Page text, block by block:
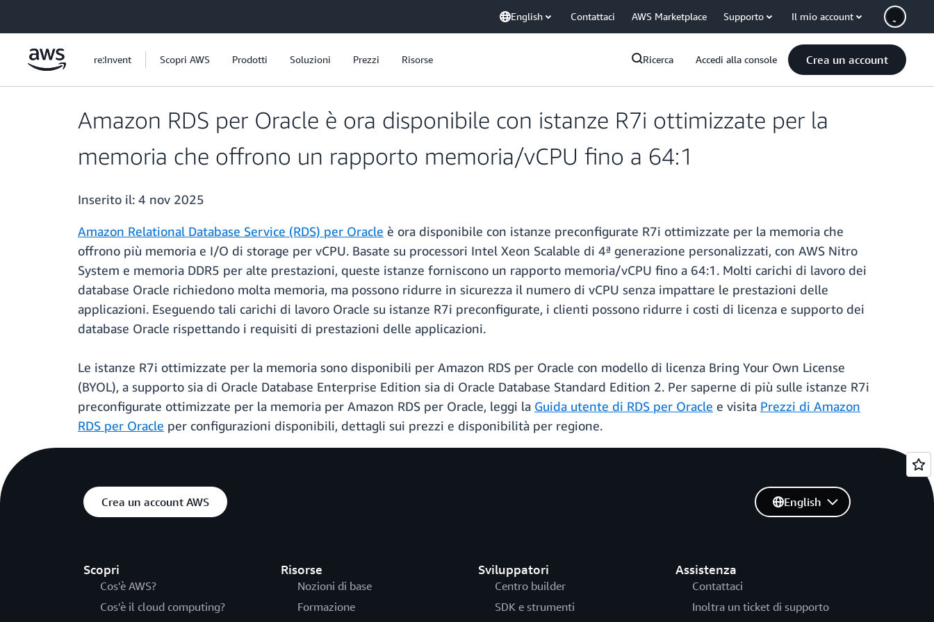
English Contattaci AWS Marketplace Supporto Il mio account
re:Invent Scopri AWS Prodotti Soluzioni Prezzi Risorse Ricerca Accedi alla console Crea un account
Amazon RDS per Oracle è ora disponibile con istanze R7i ottimizzate per la
memoria che offrono un rapporto memoria/vCPU fino a 64:1
Inserito il: 4 nov 2025
Amazon Relational Database Service (RDS) per Oracle è ora disponibile con istanze preconfigurate R7i ottimizzate per la memoria che
offrono più memoria e I/O di storage per vCPU. Basate su processori Intel Xeon Scalable di 4ª generazione personalizzati, con AWS Nitro
System e memoria DDR5 per alte prestazioni, queste istanze forniscono un rapporto memoria/vCPU fino a 64:1. Molti carichi di lavoro dei
database Oracle richiedono molta memoria, ma possono ridurre in sicurezza il numero di vCPU senza impattare le prestazioni delle
applicazioni. Eseguendo tali carichi di lavoro Oracle su istanze R7i preconfigurate, i clienti possono ridurre i costi di licenza e supporto dei
database Oracle rispettando i requisiti di prestazioni delle applicazioni.
Le istanze R7i ottimizzate per la memoria sono disponibili per Amazon RDS per Oracle con modello di licenza Bring Your Own License
(BYOL), a supporto sia di Oracle Database Enterprise Edition sia di Oracle Database Standard Edition 2. Per saperne di più sulle istanze R7i
preconfigurate ottimizzate per la memoria per Amazon RDS per Oracle, leggi la Guida utente di RDS per Oracle e visita Prezzi di Amazon
RDS per Oracle per configurazioni disponibili, dettagli sui prezzi e disponibilità per regione.
Crea un account AWS
Scopri
Cos'è AWS?
Cos'è il cloud computing?
Risorse
Nozioni di base
Formazione
Sviluppatori
Centro builder
SDK e strumenti
Assistenza
Contattaci
Inoltra un ticket di supporto
English